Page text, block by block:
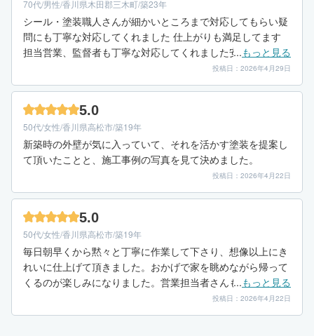
70代/男性/香川県木田郡三木町/築23年
シール・塗装職人さんが細かいところまで対応してもらい疑
問にも丁寧な対応してくれました 仕上がりも満足してます
担当営業、監督者も丁寧な対応してくれました安心して依頼
できました仕上がり説明も手順ごと写真を添付しており使用
の材料を写真添付し使用後も写真で説明してもらいました
...もっと見る
投稿日：2026年4月29日
5.0
50代/女性/香川県高松市/築19年
新築時の外壁が気に入っていて、それを活かす塗装を提案し
て頂いたことと、施工事例の写真を見て決めました。
投稿日：2026年4月22日
5.0
50代/女性/香川県高松市/築19年
毎日朝早くから黙々と丁寧に作業して下さり、想像以上にき
れいに仕上げて頂きました。おかげで家を眺めながら帰って
くるのが楽しみになりました。営業担当者さんも、メールで
...もっと見る
投稿日：2026年4月22日